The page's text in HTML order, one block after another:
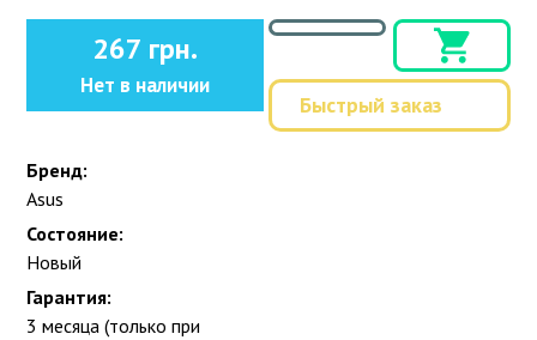
267 грн.
Нет в наличии
Быстрый заказ
Бренд:
Asus
Состояние:
Новый
Гарантия:
3 месяца (только при